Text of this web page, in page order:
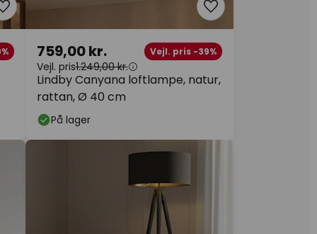
Lindby Canyana loftlampe, natur,
rattan, Ø 40 cm
759,00 kr. Vejl. pris -39%
Vejl. pris1.249,00 kr.
På lager